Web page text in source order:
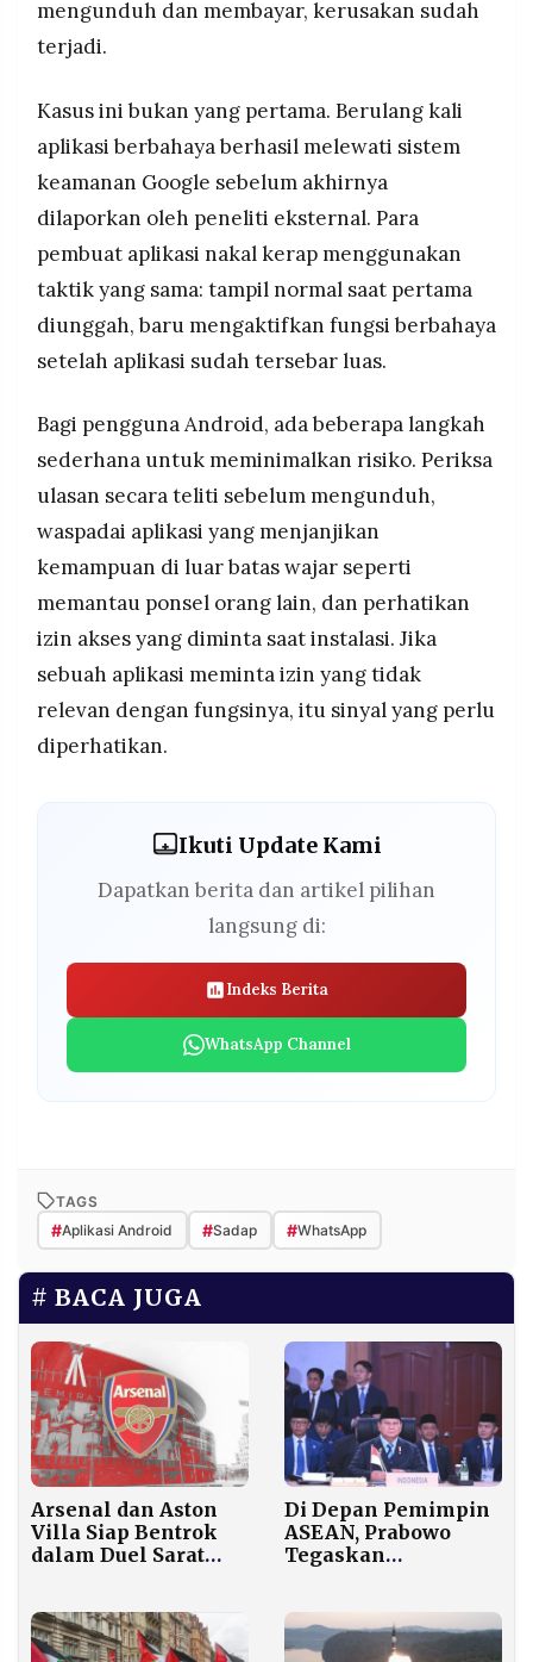
mengunduh dan membayar, kerusakan sudah
terjadi.
Kasus ini bukan yang pertama. Berulang kali
aplikasi berbahaya berhasil melewati sistem
keamanan Google sebelum akhirnya
dilaporkan oleh peneliti eksternal. Para
pembuat aplikasi nakal kerap menggunakan
taktik yang sama: tampil normal saat pertama
diunggah, baru mengaktifkan fungsi berbahaya
setelah aplikasi sudah tersebar luas.
Bagi pengguna Android, ada beberapa langkah
sederhana untuk meminimalkan risiko. Periksa
ulasan secara teliti sebelum mengunduh,
waspadai aplikasi yang menjanjikan
kemampuan di luar batas wajar seperti
memantau ponsel orang lain, dan perhatikan
izin akses yang diminta saat instalasi. Jika
sebuah aplikasi meminta izin yang tidak
relevan dengan fungsinya, itu sinyal yang perlu
diperhatikan.
Ikuti Update Kami
Dapatkan berita dan artikel pilihan
langsung di:
Indeks Berita
WhatsApp Channel
TAGS
#Aplikasi Android #Sadap #WhatsApp
BACA JUGA
Arsenal dan Aston
Villa Siap Bentrok
dalam Duel Sarat
Di Depan Pemimpin
ASEAN, Prabowo
Tegaskan